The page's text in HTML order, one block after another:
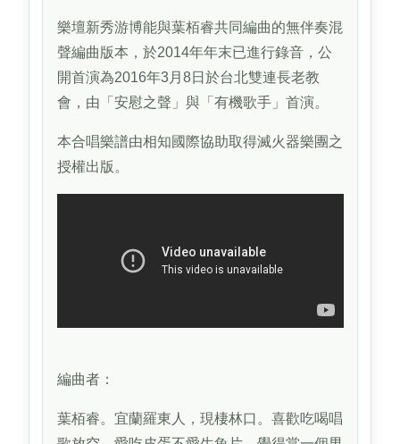
樂壇新秀游博能與葉栢睿共同編曲的無伴奏混
聲編曲版本，於2014年年末已進行錄音，公
開首演為2016年3月8日於台北雙連長老教
會，由「安慰之聲」與「有機歌手」首演。
本合唱樂譜由相知國際協助取得滅火器樂團之
授權出版。
編曲者：
葉栢睿。宜蘭羅東人，現棲林口。喜歡吃喝唱